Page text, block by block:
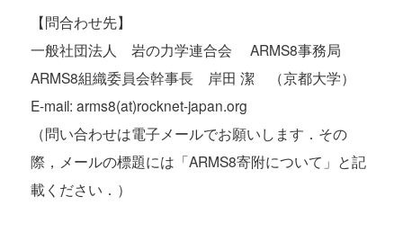
【問合わせ先】
一般社団法人 岩の力学連合会 ARMS8事務局
ARMS8組織委員会幹事長 岸田 潔 （京都大学）
E-mail: arms8(at)rocknet-japan.org
（問い合わせは電子メールでお願いします．その
際，メールの標題には「ARMS8寄附について」と記
載ください．）